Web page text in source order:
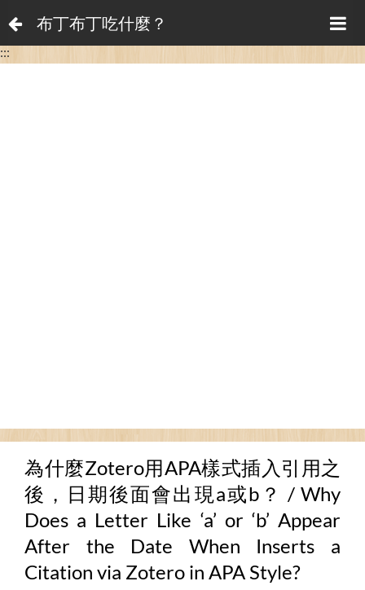
布丁布丁吃什麼？
:::
為什麼Zotero用APA樣式插入引用之
後，日期後面會出現a或b？ / Why
Does a Letter Like ‘a’ or ‘b’ Appear
After the Date When Inserts a
Citation via Zotero in APA Style?